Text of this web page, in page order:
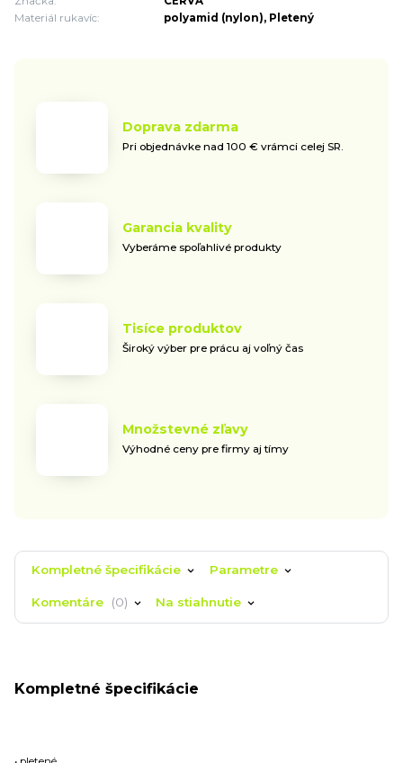
Materiál rukavíc:
polyamid (nylon), Pletený
Doprava zdarma
Pri objednávke nad 100 € vrámci celej SR.
Garancia kvality
Vyberáme spoľahlivé produkty
Tisíce produktov
Široký výber pre prácu aj voľný čas
Množstevné zľavy
Výhodné ceny pre firmy aj tímy
Kompletné špecifikácie Parametre
Komentáre 0 Na stiahnutie
Kompletné špecifikácie